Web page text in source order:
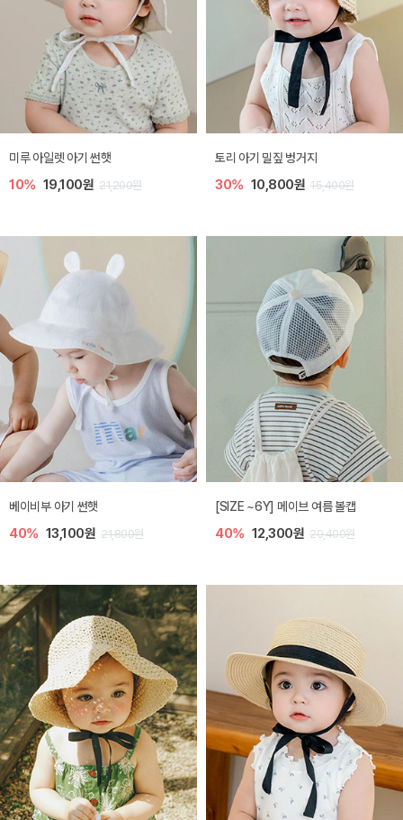
미루 아일렛 아기 썬햇
10% 19,100원 21,200원
토리 아기 밀짚 벙거지
30% 10,800원 15,400원
베이비부 아기 썬햇
40% 13,100원 21,800원
[SIZE ~6Y] 메이브 여름 볼캡
40% 12,300원 20,400원